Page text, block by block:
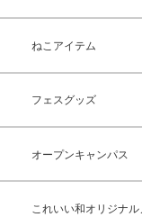
ねこアイテム
フェスグッズ
オープンキャンパス
これいい和オリジナ